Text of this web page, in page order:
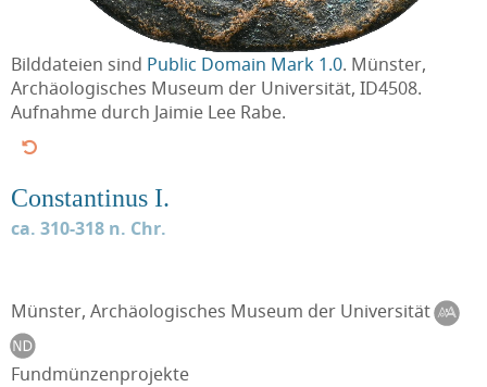
Bilddateien sind Public Domain Mark 1.0. Münster,
Archäologisches Museum der Universität, ID4508.
Aufnahme durch Jaimie Lee Rabe.
Constantinus I.
ca. 310-318 n. Chr.
Münster, Archäologisches Museum der Universität
Fundmünzenprojekte